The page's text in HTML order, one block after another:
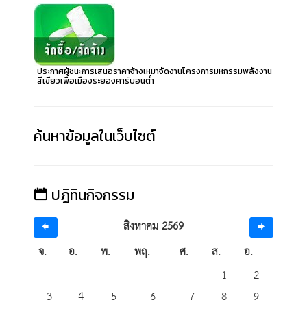
ประกาศผู้ชนะการเสนอราคาจ้างเหมาจัดงานโครงการมหกรรมพลังงาน
สีเขียวเพื่อเมืองระยองคาร์บอนต่ำ
ค้นหาข้อมูลในเว็บไซต์
ปฎิทินกิจกรรม
สิงหาคม 2569
จ.
อ. พ. พฤ. ศ. ส.
อ.
1
2
3
4 5 6 7 8
9